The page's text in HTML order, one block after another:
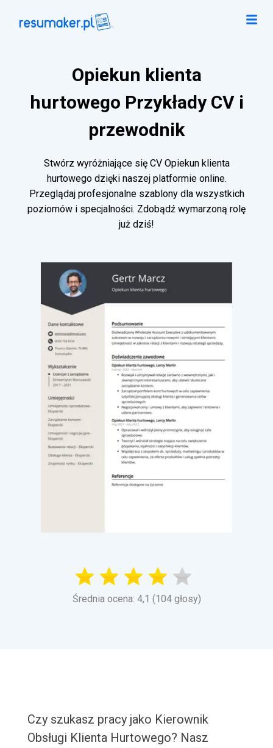
Opiekun klienta
hurtowego Przykłady CV i
przewodnik
Stwórz wyróżniające się CV Opiekun klienta
hurtowego dzięki naszej platformie online.
Przeglądaj profesjonalne szablony dla wszystkich
poziomów i specjalności. Zdobądź wymarzoną rolę
już dziś!
Średnia ocena: 4,1 (104 głosy)
Czy szukasz pracy jako Kierownik
Obsługi Klienta Hurtowego? Nasz